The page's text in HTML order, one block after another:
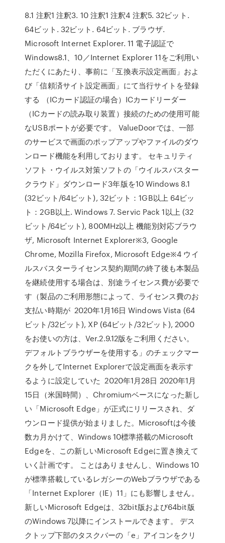
8.1 注釈1 注釈3. 10 注釈1 注釈4 注釈5. 32ビット.
64ビット. 32ビット. 64ビット. ブラウザ.
Microsoft Internet Explorer. 11 電子認証で
Windows8.1、10／Internet Explorer 11をご利用い
ただくにあたり、事前に「互換表示設定画面」およ
び「信頼済サイト設定画面」にて当行サイトを登録
する （ICカード認証の場合）ICカードリーダー
（ICカードの読み取り装置）接続のための使用可能
なUSBポートが必要です。 ValueDoorでは、一部
のサービスで画面のポップアップやファイルのダウ
ンロード機能を利用しております。 セキュリティ
ソフト・ウイルス対策ソフトの「ウイルスバスター
クラウド」ダウンロード3年版を10 Windows 8.1
(32ビット/64ビット), 32ビット：1GB以上 64ビッ
ト：2GB以上. Windows 7. Servic Pack 1以上 (32
ビット/64ビット), 800MHz以上 機能別対応ブラウ
ザ, Microsoft Internet Explorer※3, Google
Chrome, Mozilla Firefox, Microsoft Edge※4 ウイ
ルスバスターライセンス契約期間の終了後も本製品
を継続使用する場合は、別途ライセンス費が必要で
す（製品のご利用形態によって、ライセンス費のお
支払い時期が 2020年1月16日 Windows Vista (64
ビット/32ビット), XP (64ビット/32ビット), 2000
をお使いの方は、Ver.2.9.12版をご利用ください。
デフォルトブラウザーを使用する」のチェックマー
クを外してInternet Explorerで設定画面を表示す
るように設定していた 2020年1月28日 2020年1月
15日（米国時間）、Chromiumベースになった新し
い「Microsoft Edge」が正式にリリースされ、ダ
ウンロード提供が始まりました。Microsoftは今後
数カ月かけて、Windows 10標準搭載のMicrosoft
Edgeを、この新しいMicrosoft Edgeに置き換えて
いく計画です。 ことはありませんし、Windows 10
が標準搭載しているレガシーのWebブラウザである
「Internet Explorer（IE）11」にも影響しません。
新しいMicrosoft Edgeは、32bit版および64bit版
のWindows 7以降にインストールできます。 デス
クトップ下部のタスクバーの「e」アイコンをクリ